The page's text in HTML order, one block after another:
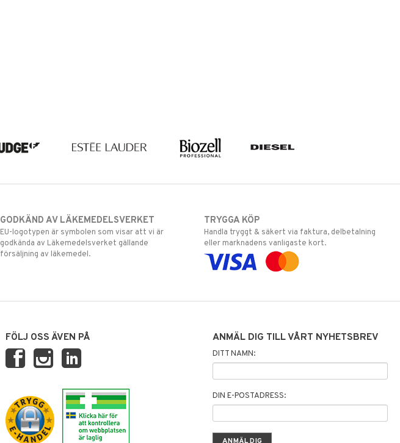
GODKÄND AV LÄKEMEDELSVERKET
EU-logotypen är symbolen som visar att vi är
godkända av Läkemedelsverket gällande
försäljning av läkemedel.
TRYGGA KÖP
Handla tryggt & säkert via faktura, delbetalning
eller marknadens vanligaste kort.
FÖLJ OSS ÄVEN PÅ ANMÄL DIG TILL VÅRT NYHETSBREV
DITT NAMN:
DIN E-POSTADRESS: